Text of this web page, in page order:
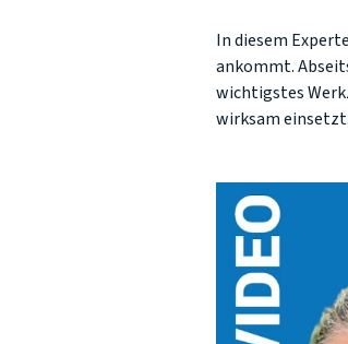
In diesem
ankommt.
wichtigstes
wirksam einsetzt.